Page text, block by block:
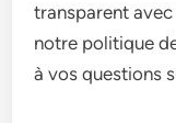
transparent
notre politique
à vos questions